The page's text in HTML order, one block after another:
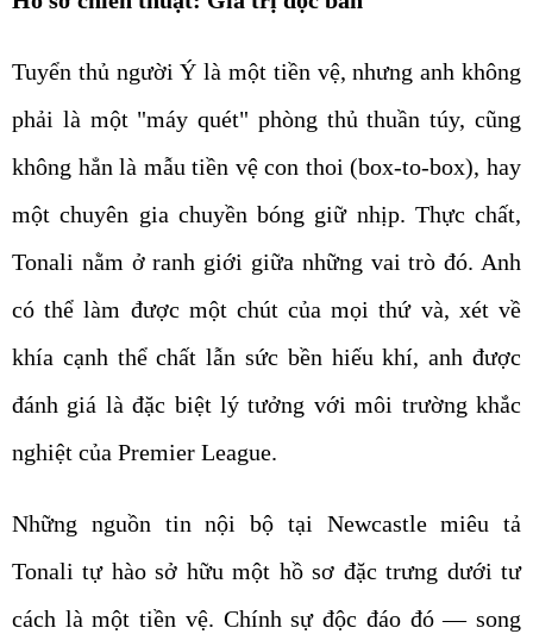
Tuyển thủ người Ý là một tiền vệ, nhưng anh không
phải là một "máy quét" phòng thủ thuần túy, cũng
không hẳn là mẫu tiền vệ con thoi (box-to-box), hay
một chuyên gia chuyền bóng giữ nhịp. Thực chất,
Tonali nằm ở ranh giới giữa những vai trò đó. Anh
có thể làm được một chút của mọi thứ và, xét về
khía cạnh thể chất lẫn sức bền hiếu khí, anh được
đánh giá là đặc biệt lý tưởng với môi trường khắc
nghiệt của Premier League.
Những nguồn tin nội bộ tại Newcastle miêu tả
Tonali tự hào sở hữu một hồ sơ đặc trưng dưới tư
cách là một tiền vệ. Chính sự độc đáo đó — song